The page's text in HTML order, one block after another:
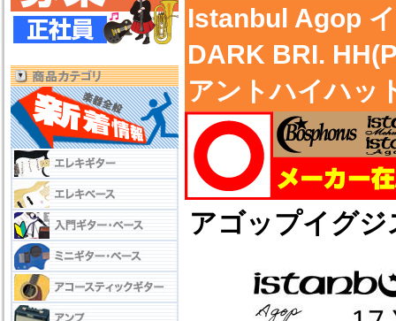
Istanbul Agop
DARK BRI.
アントハイハッ
アゴップイグ